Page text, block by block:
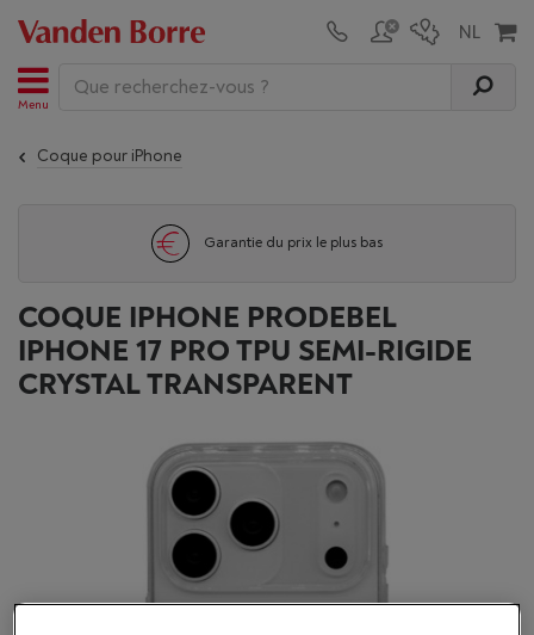
Menu
Coque pour iPhone
Garantie du prix le plus bas
COQUE IPHONE PRODEBEL
IPHONE 17 PRO TPU SEMI-RIGIDE
CRYSTAL TRANSPARENT